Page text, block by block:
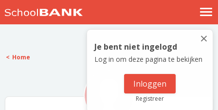
Nostalgische verhalen
Log in
Meld je gratis aan
×
Je bent niet ingelogd
Log in om deze pagina te bekijken
Inloggen
Registreer
Home